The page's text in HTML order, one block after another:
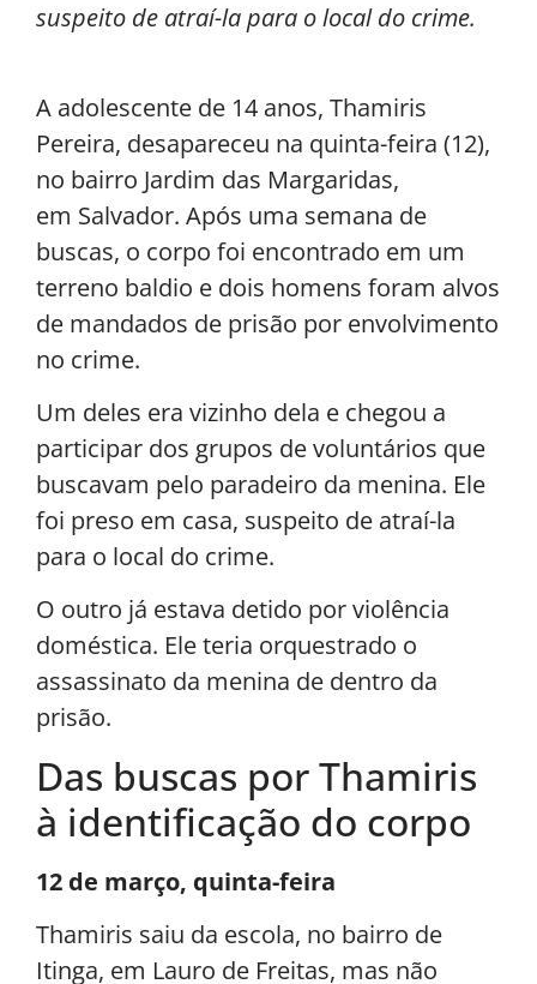
suspeito de atraí-la para o local do crime.
A adolescente de 14 anos, Thamiris
Pereira, desapareceu na quinta-feira (12),
no bairro Jardim das Margaridas,
em Salvador. Após uma semana de
buscas, o corpo foi encontrado em um
terreno baldio e dois homens foram alvos
de mandados de prisão por envolvimento
no crime.
Um deles era vizinho dela e chegou a
participar dos grupos de voluntários que
buscavam pelo paradeiro da menina. Ele
foi preso em casa, suspeito de atraí-la
para o local do crime.
O outro já estava detido por violência
doméstica. Ele teria orquestrado o
assassinato da menina de dentro da
prisão.
Das buscas por Thamiris
à identificação do corpo
12 de março, quinta-feira
Thamiris saiu da escola, no bairro de
Itinga, em Lauro de Freitas, mas não